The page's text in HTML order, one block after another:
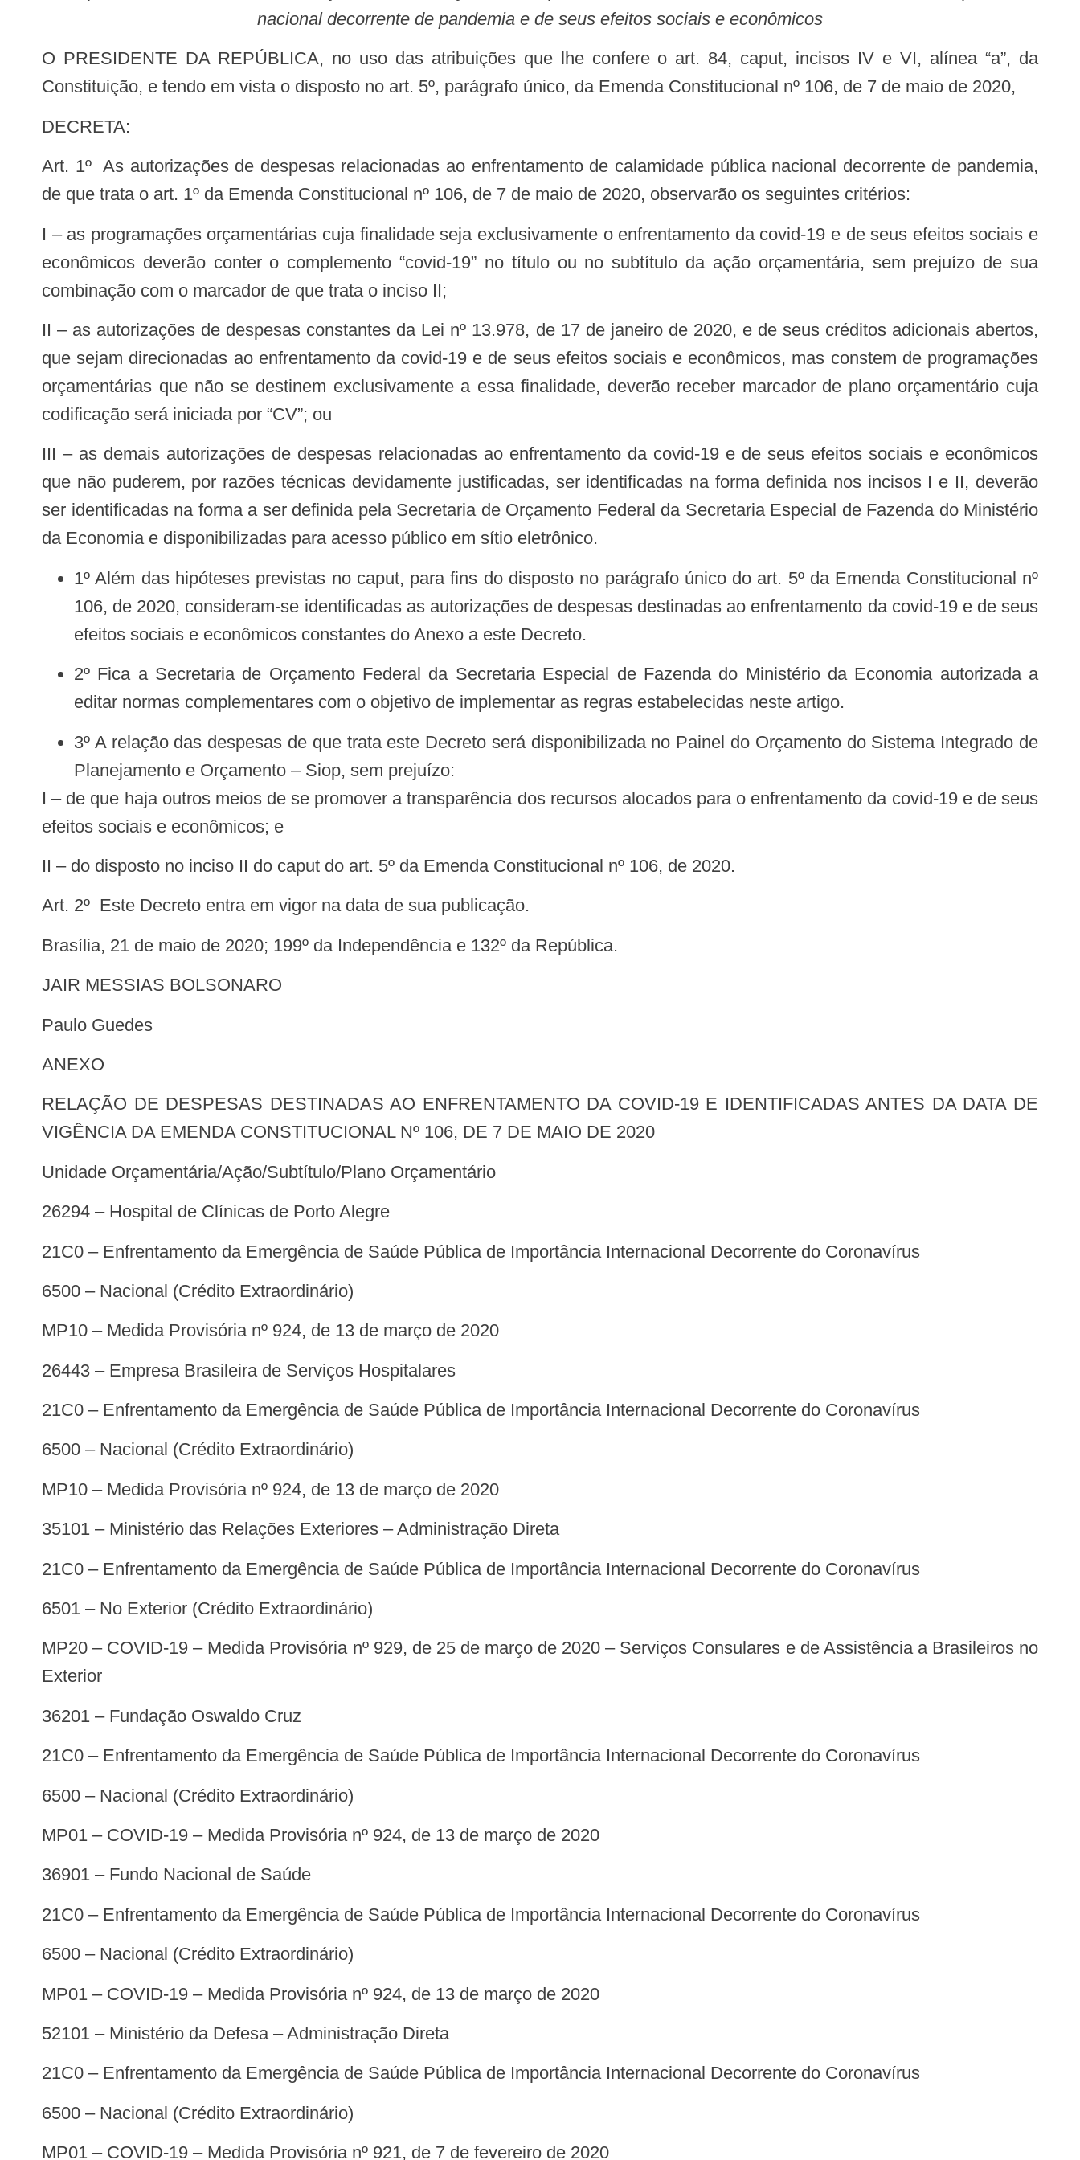
nacional decorrente de pandemia e de seus efeitos sociais e econômicos
O PRESIDENTE DA REPÚBLICA, no uso das atribuições que lhe confere o art. 84, caput, incisos IV e VI, alínea “a”, da
Constituição, e tendo em vista o disposto no art. 5º, parágrafo único, da Emenda Constitucional nº 106, de 7 de maio de 2020,
DECRETA:
Art. 1º As autorizações de despesas relacionadas ao enfrentamento de calamidade pública nacional decorrente de pandemia,
de que trata o art. 1º da Emenda Constitucional nº 106, de 7 de maio de 2020, observarão os seguintes critérios:
I – as programações orçamentárias cuja finalidade seja exclusivamente o enfrentamento da covid-19 e de seus efeitos sociais e
econômicos deverão conter o complemento “covid-19” no título ou no subtítulo da ação orçamentária, sem prejuízo de sua
combinação com o marcador de que trata o inciso II;
II – as autorizações de despesas constantes da Lei nº 13.978, de 17 de janeiro de 2020, e de seus créditos adicionais abertos,
que sejam direcionadas ao enfrentamento da covid-19 e de seus efeitos sociais e econômicos, mas constem de programações
orçamentárias que não se destinem exclusivamente a essa finalidade, deverão receber marcador de plano orçamentário cuja
codificação será iniciada por “CV”; ou
III – as demais autorizações de despesas relacionadas ao enfrentamento da covid-19 e de seus efeitos sociais e econômicos
que não puderem, por razões técnicas devidamente justificadas, ser identificadas na forma definida nos incisos I e II, deverão
ser identificadas na forma a ser definida pela Secretaria de Orçamento Federal da Secretaria Especial de Fazenda do Ministério
da Economia e disponibilizadas para acesso público em sítio eletrônico.
1º Além das hipóteses previstas no caput, para fins do disposto no parágrafo único do art. 5º da Emenda Constitucional nº
106, de 2020, consideram-se identificadas as autorizações de despesas destinadas ao enfrentamento da covid-19 e de seus
efeitos sociais e econômicos constantes do Anexo a este Decreto.
2º Fica a Secretaria de Orçamento Federal da Secretaria Especial de Fazenda do Ministério da Economia autorizada a
editar normas complementares com o objetivo de implementar as regras estabelecidas neste artigo.
3º A relação das despesas de que trata este Decreto será disponibilizada no Painel do Orçamento do Sistema Integrado de
Planejamento e Orçamento – Siop, sem prejuízo:
I – de que haja outros meios de se promover a transparência dos recursos alocados para o enfrentamento da covid-19 e de seus
efeitos sociais e econômicos; e
II – do disposto no inciso II do caput do art. 5º da Emenda Constitucional nº 106, de 2020.
Art. 2º Este Decreto entra em vigor na data de sua publicação.
Brasília, 21 de maio de 2020; 199º da Independência e 132º da República.
JAIR MESSIAS BOLSONARO
Paulo Guedes
ANEXO
RELAÇÃO DE DESPESAS DESTINADAS AO ENFRENTAMENTO DA COVID-19 E IDENTIFICADAS ANTES DA DATA DE
VIGÊNCIA DA EMENDA CONSTITUCIONAL Nº 106, DE 7 DE MAIO DE 2020
Unidade Orçamentária/Ação/Subtítulo/Plano Orçamentário
26294 – Hospital de Clínicas de Porto Alegre
21C0 – Enfrentamento da Emergência de Saúde Pública de Importância Internacional Decorrente do Coronavírus
6500 – Nacional (Crédito Extraordinário)
MP10 – Medida Provisória nº 924, de 13 de março de 2020
26443 – Empresa Brasileira de Serviços Hospitalares
21C0 – Enfrentamento da Emergência de Saúde Pública de Importância Internacional Decorrente do Coronavírus
6500 – Nacional (Crédito Extraordinário)
MP10 – Medida Provisória nº 924, de 13 de março de 2020
35101 – Ministério das Relações Exteriores – Administração Direta
21C0 – Enfrentamento da Emergência de Saúde Pública de Importância Internacional Decorrente do Coronavírus
6501 – No Exterior (Crédito Extraordinário)
MP20 – COVID-19 – Medida Provisória nº 929, de 25 de março de 2020 – Serviços Consulares e de Assistência a Brasileiros no
Exterior
36201 – Fundação Oswaldo Cruz
21C0 – Enfrentamento da Emergência de Saúde Pública de Importância Internacional Decorrente do Coronavírus
6500 – Nacional (Crédito Extraordinário)
MP01 – COVID-19 – Medida Provisória nº 924, de 13 de março de 2020
36901 – Fundo Nacional de Saúde
21C0 – Enfrentamento da Emergência de Saúde Pública de Importância Internacional Decorrente do Coronavírus
6500 – Nacional (Crédito Extraordinário)
MP01 – COVID-19 – Medida Provisória nº 924, de 13 de março de 2020
52101 – Ministério da Defesa – Administração Direta
21C0 – Enfrentamento da Emergência de Saúde Pública de Importância Internacional Decorrente do Coronavírus
6500 – Nacional (Crédito Extraordinário)
MP01 – COVID-19 – Medida Provisória nº 921, de 7 de fevereiro de 2020